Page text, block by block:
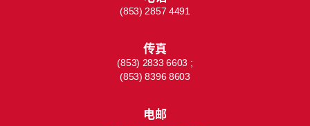
(853) 2857 4491
传真
(853) 2833 6603 ;
(853) 8396 8603
电邮